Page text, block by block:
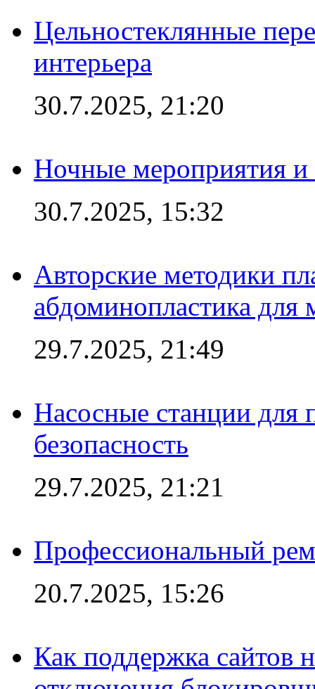
Цельностеклянные
интерьера
30.7.2025, 21:20
Ночные мероприятия и
30.7.2025, 15:32
Авторские методики
абдоминопластика для
29.7.2025, 21:49
Насосные станции для
безопасность
29.7.2025, 21:21
Профессиональный
20.7.2025, 15:26
Как поддержка сайтов